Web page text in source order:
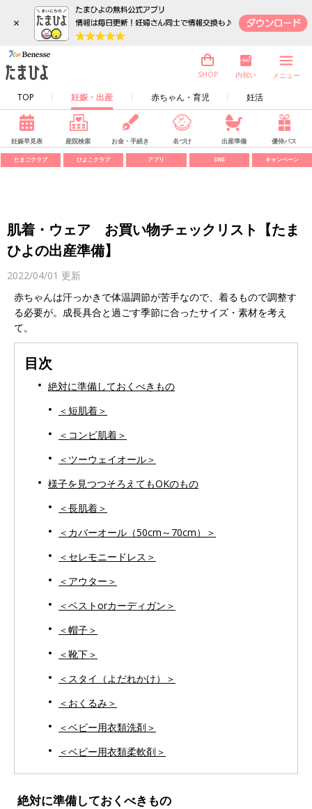
×
TOP 妊娠・出産 赤ちゃん・育児 妊活
SHOP 内祝い メニュー
妊娠早見表 産院検索 お金・手続き 名づけ 出産準備 優待パス
たまごクラブ ひよこクラブ アプリ SNS キャンペーン
肌着・ウェア お買い物チェックリスト【たま
ひよの出産準備】
2022/04/01 更新
赤ちゃんは汗っかきで体温調節が苦手なので、着るもので調整す
る必要が。成長具合と過ごす季節に合ったサイズ・素材を考え
て。
目次
絶対に準備しておくべきもの
＜短肌着＞
＜コンビ肌着＞
＜ツーウェイオール＞
様子を見つつそろえてもOKのもの
＜長肌着＞
＜カバーオール（50cm～70cm）＞
＜セレモニードレス＞
＜アウター＞
＜ベストorカーディガン＞
＜帽子＞
＜靴下＞
＜スタイ（よだれかけ）＞
＜おくるみ＞
＜ベビー用衣類洗剤＞
＜ベビー用衣類柔軟剤＞
絶対に準備しておくべきもの